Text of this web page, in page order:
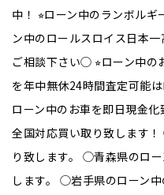
中！ ⭐︎ローン中のランボル
ン中のロールスロイス日本
ご相談下さい◯ ⭐︎ローン中
を年中無休24時間査定可能は
ローン中のお車を即日現金化
全国対応買い取り致します
り致します。 ◯青森県のロ
します。 ◯岩手県のローン